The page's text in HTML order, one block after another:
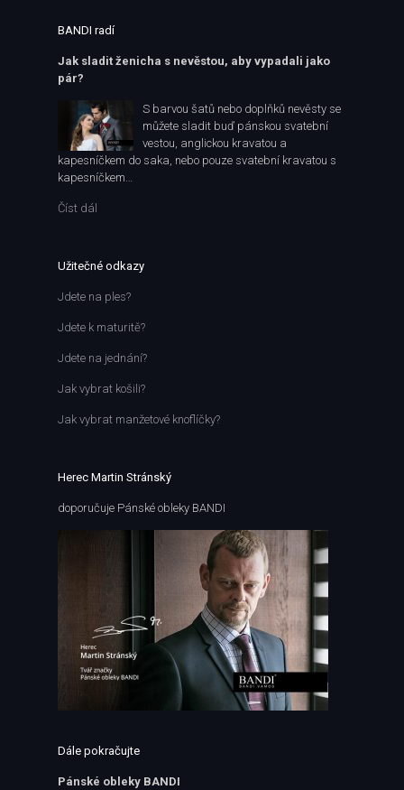
BANDI radí
Jak sladit ženicha s nevěstou, aby vypadali jako
pár?
S barvou šatů nebo doplňků nevěsty se
můžete sladit buď pánskou svatební
vestou, anglickou kravatou a
kapesníčkem do saka, nebo pouze svatební kravatou s
kapesníčkem…
Číst dál
Užitečné odkazy
Jdete na ples?
Jdete k maturitě?
Jdete na jednání?
Jak vybrat košili?
Jak vybrat manžetové knoflíčky?
Herec Martin Stránský
doporučuje Pánské obleky BANDI
Dále pokračujte
Pánské obleky BANDI